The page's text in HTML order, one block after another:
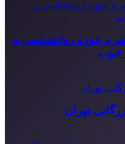
حوزه روانشناسی و
خوب
تهران